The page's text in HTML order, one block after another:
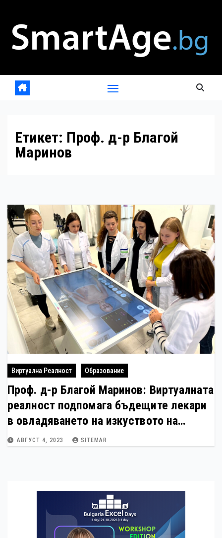
content
Етикет: Проф. д-р Благой
Маринов
Виртуална Реалност Образование
Проф. д-р Благой Маринов: Виртуалната
реалност подпомага бъдещите лекари
в овладяването на изкуството на
медицината в МУ-Пловдив
АВГУСТ 4, 2023 SITEMAR